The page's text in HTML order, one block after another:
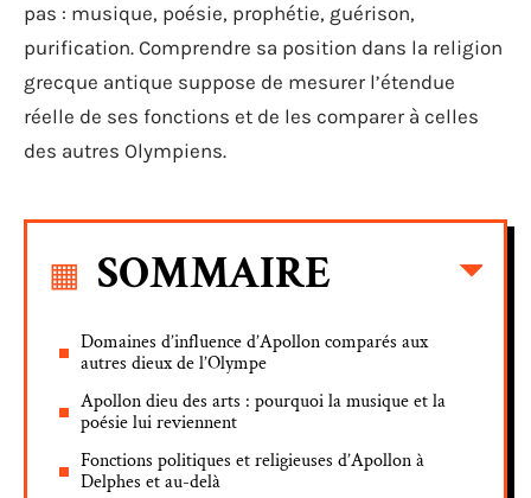
pas : musique, poésie, prophétie, guérison,
purification. Comprendre sa position dans la religion
grecque antique suppose de mesurer l’étendue
réelle de ses fonctions et de les comparer à celles
des autres Olympiens.
SOMMAIRE
Domaines d’influence d’Apollon comparés aux
autres dieux de l’Olympe
Apollon dieu des arts : pourquoi la musique et la
poésie lui reviennent
Fonctions politiques et religieuses d’Apollon à
Delphes et au-delà